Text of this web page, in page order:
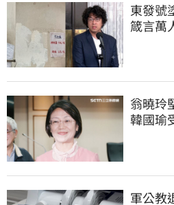
東發號
箴言萬
翁曉玲
韓國瑜
軍公教